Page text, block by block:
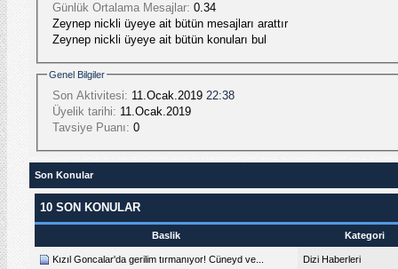
Günlük Ortalama Mesajlar: 0.34
Zeynep nickli üyeye ait bütün mesajları arattır
Zeynep nickli üyeye ait bütün konuları bul
Genel Bilgiler
Son Aktivitesi: 11.Ocak.2019 22:38
Üyelik tarihi: 11.Ocak.2019
Tavsiye Puanı: 0
Son Konular
10 SON KONULAR
Baslik Kategori
Kızıl Goncalar'da gerilim tırmanıyor! Cüneyd ve... Dizi Haberleri